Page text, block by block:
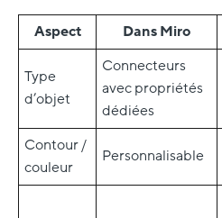
Aspect Dans Miro
Type
d’objet
Connecteurs
avec propriétés
dédiées
Contour /
couleur
Personnalisable